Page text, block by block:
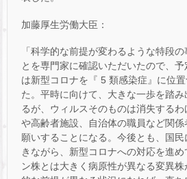
加藤厚生労働大臣：
「科学的な前提が変わるような特段
とを専門家に確認いただいたので、
は新型コロナを『 5 類感染症』に位
た。平時に向けて、大きな一歩を踏
るが、ウィルスそのものは消失する
や高齢者施設、自治体の職員など関
願いすることになる。今後とも、国
きながら、新型コロナへの対応を進
ン株とは大きく病原性が異なる変異